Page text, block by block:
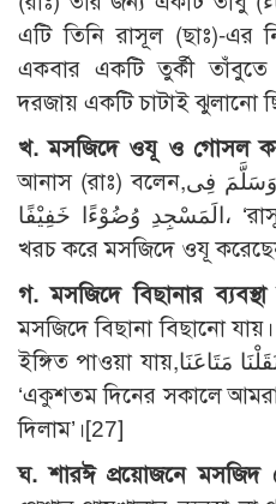
এটি তিনি রাসূল (ছাঃ)-এর
একবার একটি তুর্কী তাঁবুতে
দরজায় একটি চাটাই ঝুলানো
খ. মসজিদে ওযূ ও গোসল
আনাস (রাঃ) বলেন,تَوَضَّأ النَّبِىُ صَلَّ اللهُ علَيْهِ وَسَلَّمَ فِى
الَمَسْجِدِ وُضُوْءًا خَفِيْفًا، ‘রাসূলুল্লাহ (ছাঃ) খুব অল্প পানি
খরচ করে মসজিদে ওযূ
গ. মসজিদে বিছানার
মসজিদে বিছানা বিছানো
ইঙ্গিত পাওয়া যায়,فَلَمَّا كَانَ صَبيحةً عِشْرِيْنَ نَقَلْنَا مَتَاعَنَا-
‘একুশতম দিনের সকালে
দিলাম’।[27]
ঘ. শারঈ প্রয়োজনে